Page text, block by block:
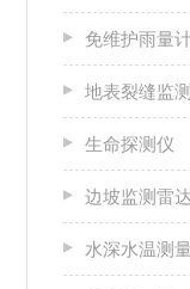
免维护雨量
地表裂缝监
生命探测仪
边坡监测雷达
水深水温测